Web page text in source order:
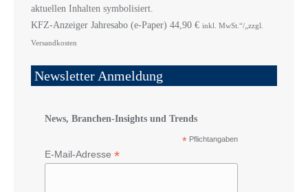
KFZ-Anzeiger Jahresabo (e-Paper) 44,90 € inkl. MwSt.“/„zzgl.
Versandkosten
Newsletter Anmeldung
News, Branchen-Insights und Trends
* Pflichtangaben
E-Mail-Adresse *